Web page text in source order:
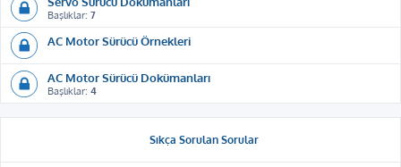
Başlıklar: 7
AC Motor Sürücü Örnekleri
AC Motor Sürücü Dokümanları
Başlıklar: 4
Sıkça Sorulan Sorular